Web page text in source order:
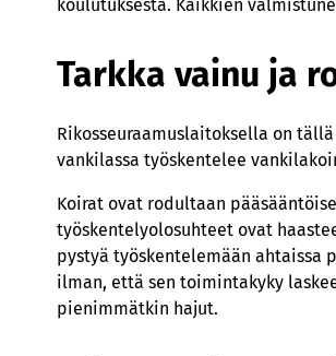
koulutuksesta. Kaikkien
Tarkka vainu ja
Rikosseuraamuslaitoksella on
vankilassa työskentelee
Koirat ovat rodultaan
työskentelyolosuhteet ovat
pystyä työskentelemään ahtaissa
ilman, että sen toimintakyky
pienimmätkin hajut.